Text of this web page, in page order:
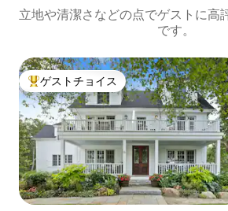
立地や清潔さなどの点でゲストに高
です。
大好評のゲストチョイスです。
ゲストチョイス